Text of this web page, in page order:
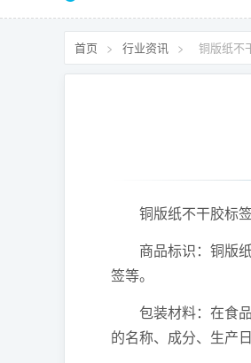
首页 > 行业资讯 > 铜版纸不
铜版纸不干胶标签
商品标识：铜版纸
签等。
包装材料：在食品
的名称、成分、生产